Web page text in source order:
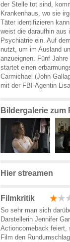
der Stelle tot sind,
Krankenhaus, wo sie
Täter identifizieren
weist die daraufhin aus
Psychiatrie ein. Auf
nutzt, um im Ausland
anzueignen. Fünf
startet einen
Carmichael (John
mit der FBI-Agentin
Bildergalerie zum
Hier streamen
Filmkritik
So sehr man sich
Darstellerin Jennifer
Actioncomeback feiert,
Film den